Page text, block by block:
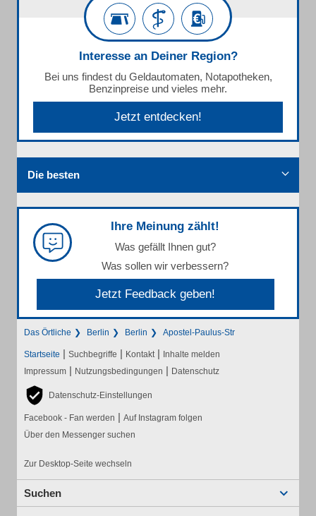
Interesse an Deiner Region?
Bei uns findest du Geldautomaten, Notapotheken,
Benzinpreise und vieles mehr.
Jetzt entdecken!
Die besten
Ihre Meinung zählt!
Was gefällt Ihnen gut?
Was sollen wir verbessern?
Jetzt Feedback geben!
Das Örtliche Berlin Berlin Apostel-Paulus-Str
Startseite | Suchbegriffe | Kontakt | Inhalte melden
Impressum | Nutzungsbedingungen | Datenschutz
Datenschutz-Einstellungen
Facebook - Fan werden | Auf Instagram folgen
Über den Messenger suchen
Zur Desktop-Seite wechseln
Suchen